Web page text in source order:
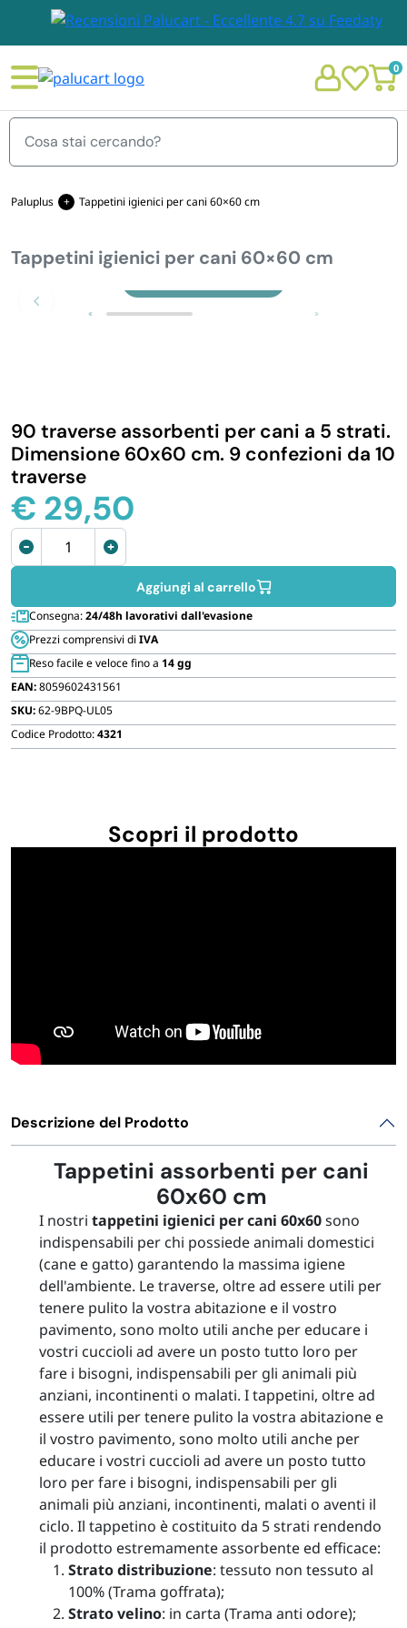
0
Menu
STOVIGLIE E TOVAGLIOLI
IGIENE E PULIZIA
FERRAMENTA E LINEA AUTO
AVVOLGENTI E CONTENITORI ALIMENTARI
PET
FORNITURE SETTORE HO.RE.CA
Paluplus Tappetini igienici per cani 60×60 cm
Tappetini igienici per cani 60×60 cm
Zoom
90 traverse assorbenti per cani a 5 strati.
Dimensione 60x60 cm. 9 confezioni da 10
traverse
€ 29,50
Tappetini
igienici
cani
60x60
cm
quantità
Aggiungi al carrello
Consegna:24/48h lavorativi dall'evasione
Prezzi comprensivi di IVA
Reso facile e veloce fino a 14 gg
EAN:8059602431561
SKU:62-9BPQ-UL05
Codice Prodotto:4321
Scopri il prodotto
Descrizione del Prodotto
Tappetini assorbenti per cani
60x60 cm
I nostri tappetini igienici per cani 60x60sono
indispensabili per chi possiede animali domestici
(cane e gatto) garantendo la massima igiene
dell'ambiente. Le traverse, oltre ad essere utili per
tenere pulito la vostra abitazione e il vostro
pavimento, sono molto utili anche per educare i
vostri cuccioli ad avere un posto tutto loro per
fare i bisogni, indispensabili per gli animali più
anziani, incontinenti o malati. I tappetini, oltre ad
essere utili per tenere pulito la vostra abitazione e
il vostro pavimento, sono molto utili anche per
educare i vostri cuccioli ad avere un posto tutto
loro per fare i bisogni, indispensabili per gli
animali più anziani, incontinenti, malati o aventi il
ciclo. Il tappetino è costituito da 5 strati rendendo
il prodotto estremamente assorbente ed efficace:
Strato distribuzione: tessuto non tessuto al
100% (Trama goffrata);
Strato velino: in carta (Trama anti odore);